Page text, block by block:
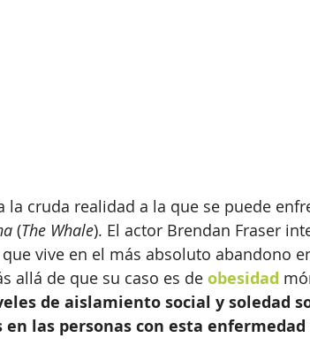
la cruda realidad a la que se puede
(The Whale). El actor Brendan Fraser
vive en el más absoluto abandono
allá de que su caso es de obesidad
de aislamiento social y soledad
las personas con esta enfermedad